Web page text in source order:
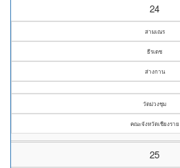
24
สามเณร
ธีรเดช
ส่างกาน
วัดม่วงชุม
คณะจังหวัดเชียงราย
25